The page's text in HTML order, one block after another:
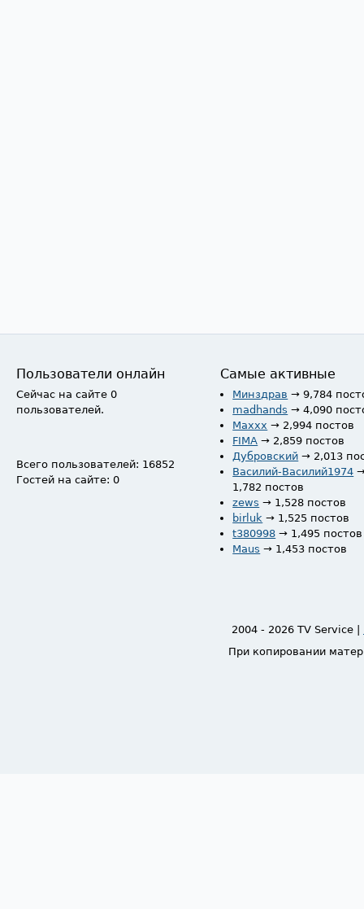
Пользователи онлайн
Сейчас на сайте 0
пользователей.
Всего пользователей: 16852
Гостей на сайте: 0
Самые активные
Минздрав → 9,784
madhands → 4,090
Maxxx → 2,994 постов
FIMA → 2,859 постов
Дубровский → 2,013
Василий-Василий1974
1,782 постов
zews → 1,528 постов
birluk → 1,525 постов
t380998 → 1,495 постов
Maus → 1,453 постов
2004 - 2026 TV Service |
При копировании